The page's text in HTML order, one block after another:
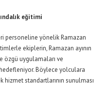
eğitimi
personeline yönelik Ramazan
ekiplerin, Ramazan ayının
özgü uygulamaları ve
Böylece yolculara
standartlarının sunulması